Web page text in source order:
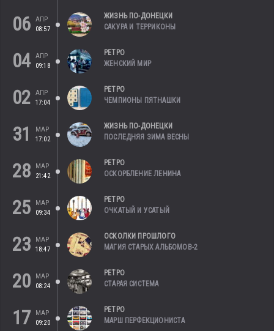
06
АПР
08:57
ЖИЗНЬ ПО-ДОНЕЦКИ
САКУРА И ТЕРРИКОНЫ
04 АПР
09:18
РЕТРО
ЖЕНСКИЙ МИР
02
АПР
17:04
РЕТРО
ЧЕМПИОНЫ ПЯТНАШКИ
31
МАР
17:02
ЖИЗНЬ ПО-ДОНЕЦКИ
ПОСЛЕДНЯЯ ЗИМА ВЕСНЫ
28
МАР
21:42
РЕТРО
ОСКОРБЛЕНИЕ ЛЕНИНА
25
МАР
09:34
РЕТРО
ОЧКАТЫЙ И УСАТЫЙ
23
МАР
18:47
ОСКОЛКИ ПРОШЛОГО
МАГИЯ СТАРЫХ АЛЬБОМОВ-2
20
МАР
08:24
РЕТРО
СТАРАЯ СИСТЕМА
17
МАР
09:20
РЕТРО
МАРШ ПЕРФЕКЦИОНИСТА